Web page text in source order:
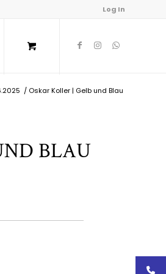
Log In
/ Oskar Koller | Gelb und Blau
BLAU